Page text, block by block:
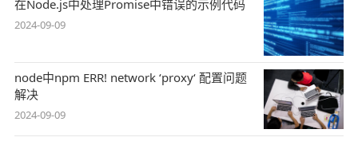
在Node.js中处理Promise中错误的示例代码
2024-09-09
node中npm ERR! network ‘proxy‘ 配置问题
解决
2024-09-09